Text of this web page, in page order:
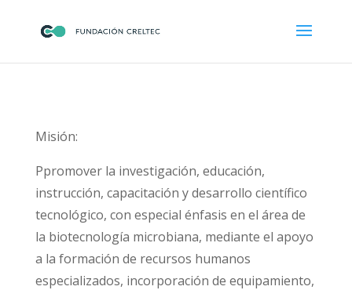
Misión:
Ppromover la investigación, educación,
instrucción, capacitación y desarrollo científico
tecnológico, con especial énfasis en el área de
la biotecnología microbiana, mediante el apoyo
a la formación de recursos humanos
especializados, incorporación de equipamiento,